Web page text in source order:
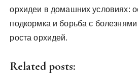
орхидеи в домашних условиях:
подкормка и борьба с
роста орхидей.
Related posts: